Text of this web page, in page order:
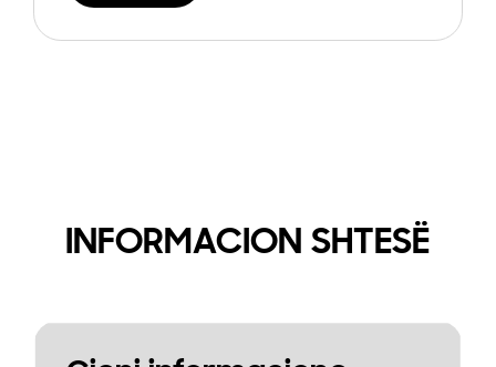
INFORMACION SHTESË